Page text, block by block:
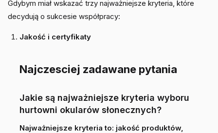
Gdybym miał wskazać trzy najważniejsze kryteria, które
decydują o sukcesie współpracy:
Jakość i certyfikaty
Najczesciej zadawane pytania
Jakie są najważniejsze kryteria wyboru
hurtowni okularów słonecznych?
Najważniejsze kryteria to: jakość produktów,